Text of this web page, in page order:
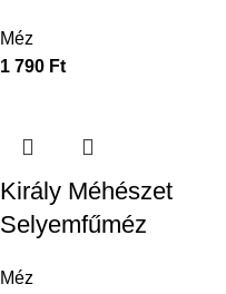
Méz
1 790 Ft
Király Méhészet
Selyemfűméz
Méz